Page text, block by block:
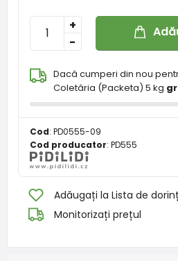
-
+
Dacă cumperi din nou
Coletăria (Packeta) 5 kg
Cod: PD0555-09
Cod producator: PD555
Adăugați la Lista de
Monitorizați prețul